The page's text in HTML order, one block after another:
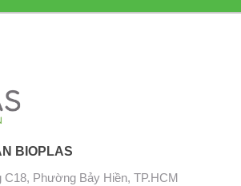
BIOPLAS
Phường Bảy Hiền, TP.HCM